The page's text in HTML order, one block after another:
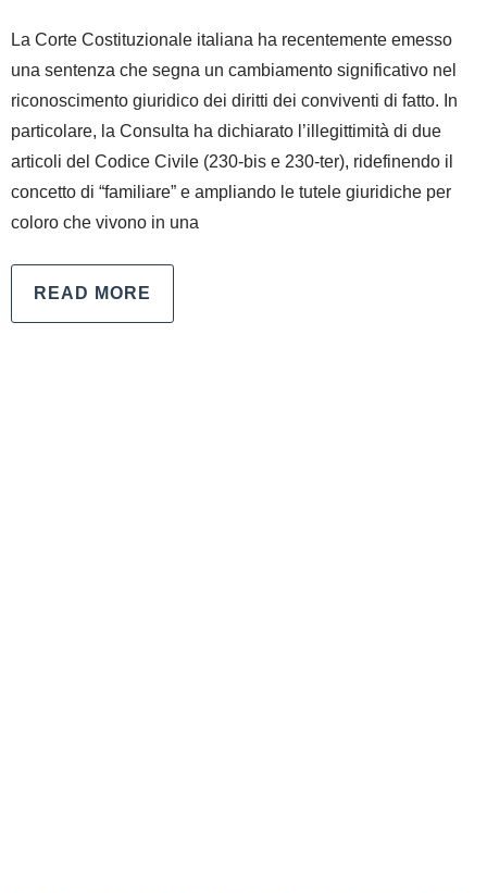
La Corte Costituzionale italiana ha recentemente emesso
una sentenza che segna un cambiamento significativo nel
riconoscimento giuridico dei diritti dei conviventi di fatto. In
particolare, la Consulta ha dichiarato l’illegittimità di due
articoli del Codice Civile (230-bis e 230-ter), ridefinendo il
concetto di “familiare” e ampliando le tutele giuridiche per
coloro che vivono in una
READ MORE